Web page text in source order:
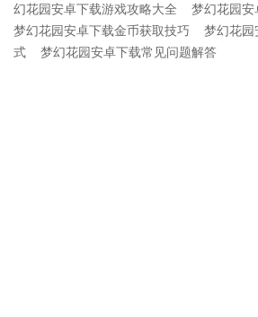
幻花园安卓下载游戏攻略大全
梦幻花园安
梦幻花园安卓下载金币获取技巧
梦幻花园
式
梦幻花园安卓下载常见问题解答